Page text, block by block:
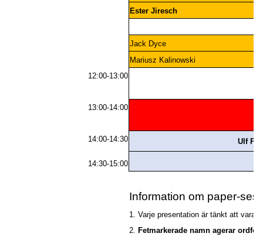
Ester Jiresch
Jack Dyce
Mariusz Kalinowski
12:00-13:00
13:00-14:00
14:00-14:30 Ulf
14:30-15:00
Information om paper-
1. Varje presentation är tänkt att vara
2. Fetmarkerade namn agerar